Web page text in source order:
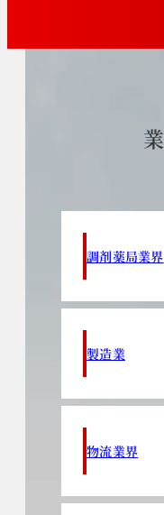
業
調剤薬局業界
製造業
物流業界